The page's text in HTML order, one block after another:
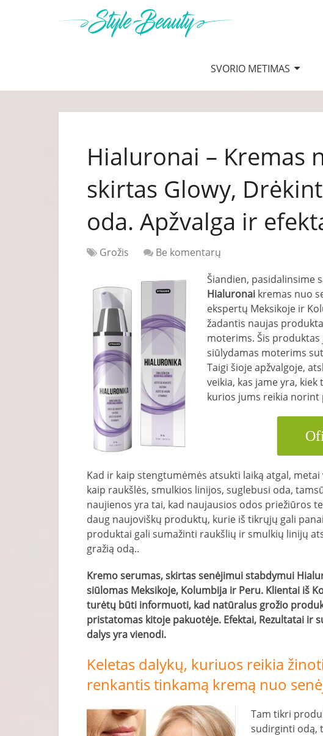
SVORIO METIMAS
Hialuronai – Kremas
skirtas Glowy,
oda. Apžvalga ir
Grožis
Be komentarų
Šiandien, pasidalinsime
Hialuronai kremas nuo
ekspertų Meksikoje ir
žadantis naujas
moterims. Šis
siūlydamas moterims
Taigi šioje apžvalgoje,
veikia, kas jame yra,
kurios jums reikia
Kad ir kaip stengtumėmės atsukti laiką atgal,
kaip raukšlės, smulkios linijos, suglebusi oda,
naujienos yra tai, kad naujausios odos priežiūros
daug naujoviškų produktų, kurie iš tikrųjų gali
produktai gali sumažinti raukšlių ir smulkių linijų
gražią odą..
Kremo serumas, skirtas senėjimui stabdymui
siūlomas Meksikoje, Kolumbija ir Peru. Klientai iš
turėtų būti informuoti, kad natūralus grožio
pristatomas kitoje pakuotėje. Efektai, Rezultatai ir
dalys yra vienodi.
Keletas dalykų, kuriuos reikia
renkantis tinkamą kremą nuo
Tam tikri
sudirginti odą,